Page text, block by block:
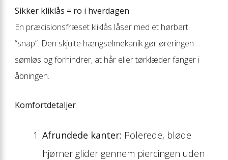
Sikker kliklås = ro i hverdagen
En præcisionsfræset kliklås låser med et hørbart
“snap”. Den skjulte hængselmekanik gør øreringen
sømløs og forhindrer, at hår eller tørklæder fanger i
åbningen.
Komfortdetaljer
Afrundede kanter: Polerede, bløde
hjørner glider gennem piercingen uden